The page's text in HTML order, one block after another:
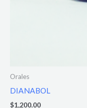
Orales
DIANABOL
$1,200.00